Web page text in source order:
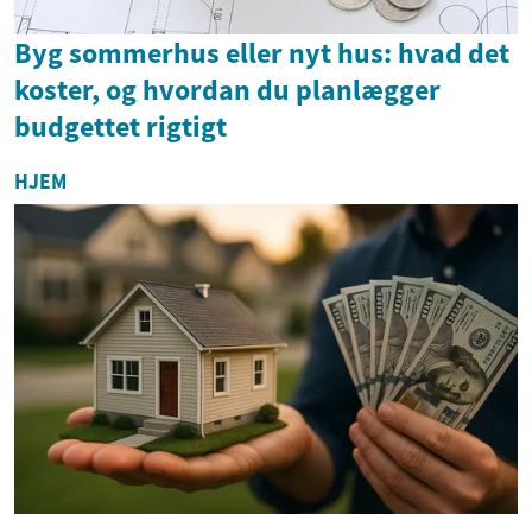
Byg sommerhus eller nyt hus: hvad det
koster, og hvordan du planlægger
budgettet rigtigt
HJEM